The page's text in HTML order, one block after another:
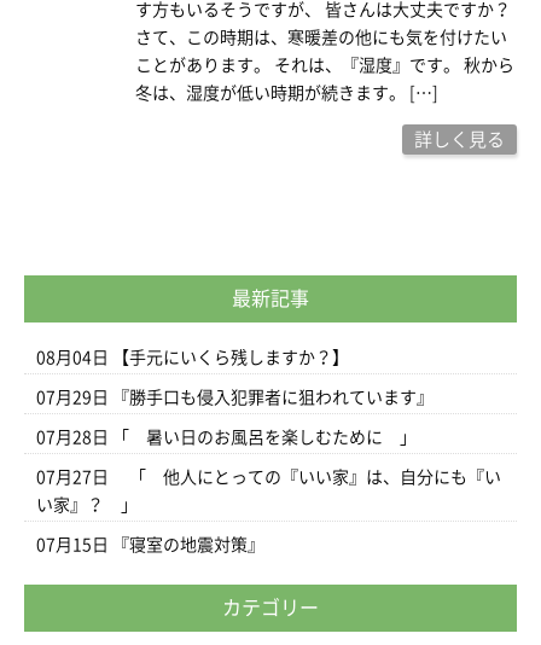
す方もいるそうですが、 皆さんは大丈夫ですか？
さて、この時期は、寒暖差の他にも気を付けたい
ことがあります。 それは、『湿度』です。 秋から
冬は、湿度が低い時期が続きます。 […]
詳しく見る
最新記事
08月04日 【手元にいくら残しますか？】
07月29日 『勝手口も侵入犯罪者に狙われています』
07月28日 「 暑い日のお風呂を楽しむために 」
07月27日
「 他人にとっての『いい家』は、自分にも『い
い家』？ 」
07月15日 『寝室の地震対策』
カテゴリー